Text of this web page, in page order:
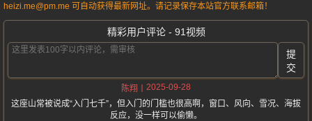
heizi.me@pm.me 可自动获得最新网址。请记录保存本站官方联系邮箱！
精彩用户评论 - 91视频
提
交
陈翔
2025-09-28
这座山常被说成“入门七千”，但入门的门槛也很高啊，窗口、风向、雪况、海拔
反应，没一样可以偷懒。